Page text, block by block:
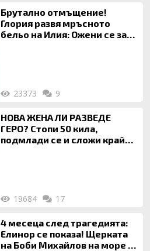
Брутално отмъщение!
Глория развя мръсното
бельо на Илия: Ожени се за
23373 9
НОВА ЖЕНА ЛИ РАЗВЕДЕ
ГЕРО? Стопи 50 кила,
подмлади се и сложи край
19684 17
4 месеца след трагедията:
Елинор се показа! Щерката
на Боби Михайлов на море с